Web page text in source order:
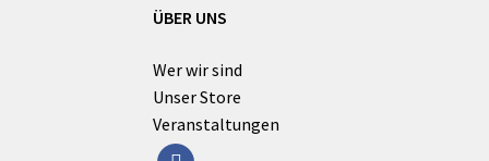
ÜBER UNS
Wer wir sind
Unser Store
Veranstaltungen
facebook